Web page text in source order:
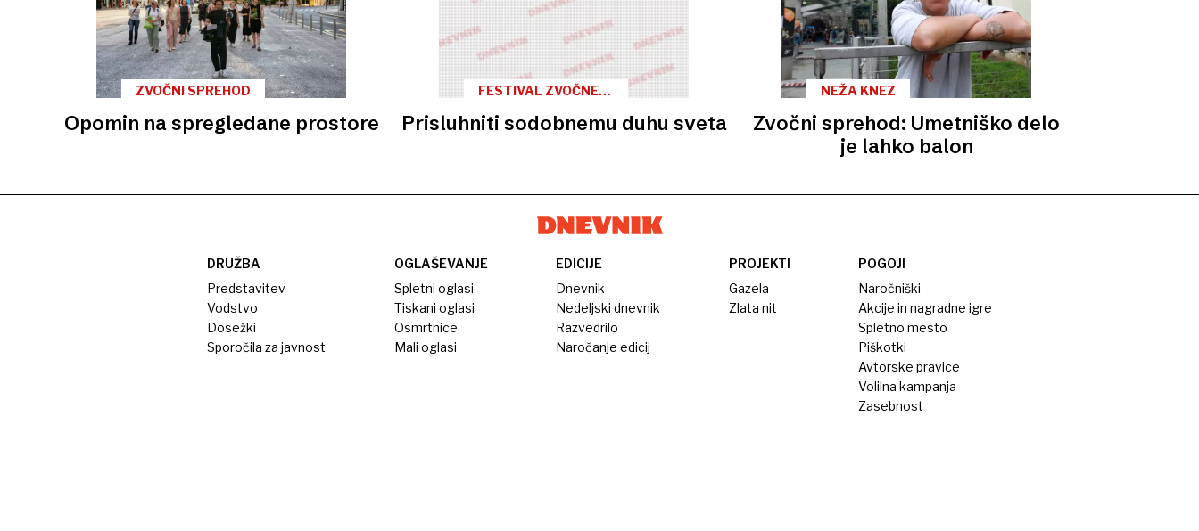
ZVOČNI SPREHOD
Opomin na spregledane prostore
FESTIVAL ZVOČNE
Prisluhniti sodobnemu duhu sveta
NEŽA KNEZ
Zvočni sprehod: Umetniško delo
je lahko balon
DRUŽBA
Predstavitev
Vodstvo
Dosežki
Sporočila za javnost
OGLAŠEVANJE
Spletni oglasi
Tiskani oglasi
Osmrtnice
Mali oglasi
EDICIJE
Dnevnik
Nedeljski dnevnik
Razvedrilo
Naročanje edicij
PROJEKTI
Gazela
Zlata nit
POGOJI
Naročniški
Akcije in nagradne igre
Spletno mesto
Piškotki
Avtorske pravice
Volilna kampanja
Zasebnost